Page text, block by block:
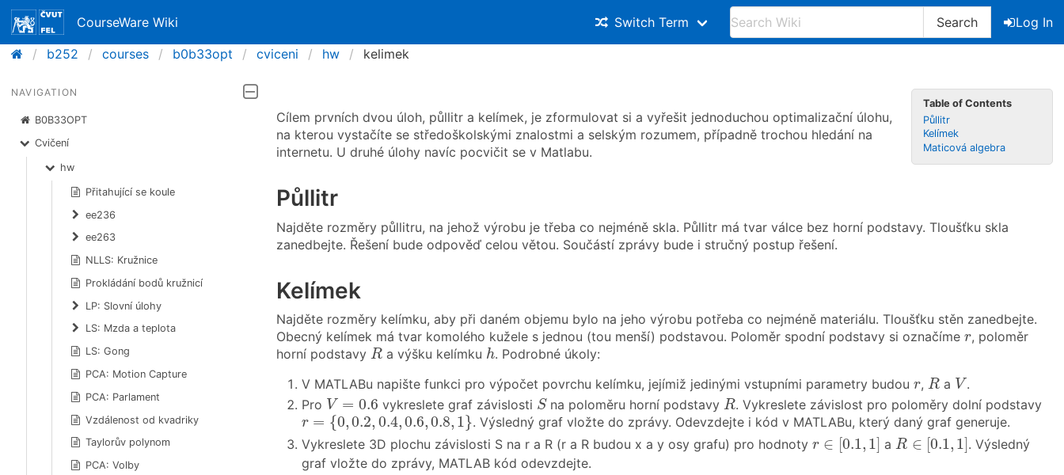
CourseWare Wiki Switch Term Search
Log In
b252
courses b0b33opt cviceni hw kelimek
NAVIGATION
B0B33OPT
Cvičení
hw
Přitahující se koule
ee236
ee263
NLLS: Kružnice
Prokládání bodů kružnicí
LP: Slovní úlohy
LS: Mzda a teplota
LS: Gong
PCA: Motion Capture
PCA: Parlament
Vzdálenost od kvadriky
Taylorův polynom
PCA: Volby
Table of Contents
Půllitr
Kelímek
Maticová algebra
Cílem prvních dvou úloh, půllitr a kelímek, je zformulovat si a vyřešit jednoduchou optimalizační úlohu,
na kterou vystačíte se středoškolskými znalostmi a selským rozumem, případně trochou hledání na
internetu. U druhé úlohy navíc pocvičit se v Matlabu.
Půllitr
Najděte rozměry půllitru, na jehož výrobu je třeba co nejméně skla. Půllitr má tvar válce bez horní podstavy. Tloušťku skla
zanedbejte. Řešení bude odpověď celou větou. Součástí zprávy bude i stručný postup řešení.
Kelímek
Najděte rozměry kelímku, aby při daném objemu bylo na jeho výrobu potřeba co nejméně materiálu. Tloušťku stěn zanedbejte.
Obecný kelímek má tvar komolého kužele s jednou (tou menší) podstavou. Poloměr spodní podstavy si označíme r
r, poloměr
horní podstavy R
R a výšku kelímku h
h. Podrobné úkoly:
V MATLABu napište funkci pro výpočet povrchu kelímku, jejímiž jedinými vstupními parametry budou r
r, R
R a V
V.
Pro V = 0.6
V= 0.6 vykreslete graf závislosti S
Sna poloměru horní podstavyR
R. Vykreslete závislost pro poloměry dolní podstavy
r = {0,0.2, 0.4,0.6,0.8, 1}
r={ 0,0.2,0.4,0.6,0.8,1}
. Výsledný graf vložte do zprávy. Odevzdejte i kód v MATLABu, který daný graf generuje.
Vykreslete 3D plochu závislosti S na r a R (r a R budou x a y osy grafu) pro hodnoty r ∈ [0.1, 1]
r∈[ 0.1 ,1 ] aR ∈ [0.1, 1]
R∈[ 0.1 ,1 ]
. Výsledný
graf vložte do zprávy, MATLAB kód odevzdejte.